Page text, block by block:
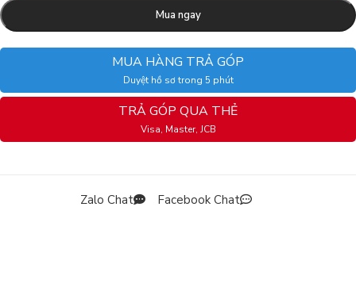
Mua ngay
MUA HÀNG TRẢ GÓP
Duyệt hồ sơ trong 5 phút
TRẢ GÓP QUA THẺ
Visa, Master, JCB
Zalo Chat Facebook Chat